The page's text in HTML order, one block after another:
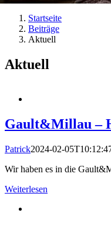
Startseite
Beiträge
Aktuell
Aktuell
Gault&Millau –
Patrick2024-02-
Wir haben es in die
Weiterlesen